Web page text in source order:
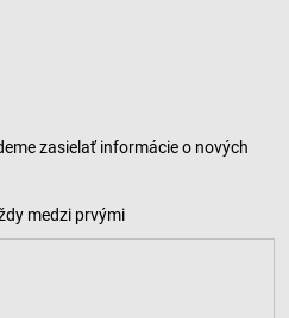
zasielať informácie o nových